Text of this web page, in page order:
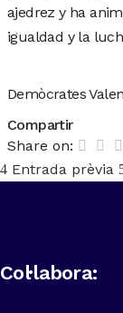
ajedrez y ha
igualdad y la
Demòcrates
Compartir
Share on:
Entrada prèvia
Col·labora: